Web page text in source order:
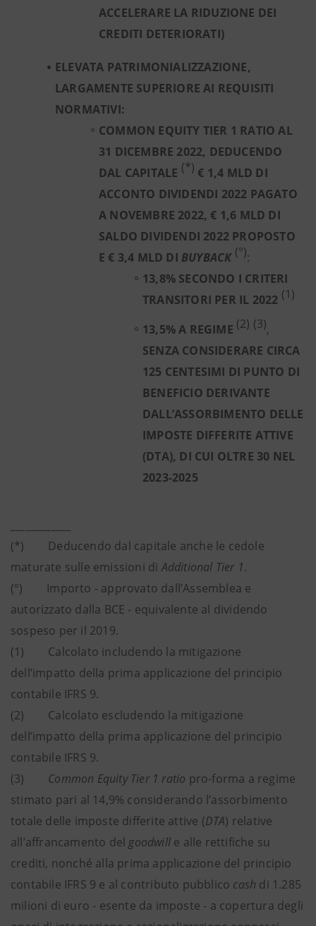
ACCELERARE LA RIDUZIONE DEI
CREDITI DETERIORATI)
ELEVATA PATRIMONIALIZZAZIONE,
LARGAMENTE SUPERIORE AI REQUISITI
NORMATIVI:
COMMON EQUITY TIER 1 RATIO AL
31 DICEMBRE 2022, DEDUCENDO
DAL CAPITALE (*) € 1,4 MLD DI
ACCONTO DIVIDENDI 2022 PAGATO
A NOVEMBRE 2022, € 1,6 MLD DI
SALDO DIVIDENDI 2022 PROPOSTO
E € 3,4 MLD DI BUYBACK (°):
13,8% SECONDO I CRITERI
TRANSITORI PER IL 2022 (1)
13,5% A REGIME (2) (3),
SENZA CONSIDERARE CIRCA
125 CENTESIMI DI PUNTO DI
BENEFICIO DERIVANTE
DALL’ASSORBIMENTO DELLE
IMPOSTE DIFFERITE ATTIVE
(DTA), DI CUI OLTRE 30 NEL
2023-2025
(*) Deducendo dal capitale anche le cedole
maturate sulle emissioni diAdditional Tier 1.
(°) Importo - approvato dall’Assemblea e
autorizzato dalla BCE - equivalente al dividendo
sospeso per il 2019.
(1) Calcolato includendo la mitigazione
dell’impatto della prima applicazione del principio
contabile IFRS 9.
(2) Calcolato escludendo la mitigazione
dell’impatto della prima applicazione del principio
contabile IFRS 9.
(3) Common Equity Tier 1 ratio pro-forma a regime
stimato pari al 14,9% considerando l’assorbimento
totale delle imposte differite attive (DTA) relative
all’affrancamento del goodwill e alle rettifiche su
crediti, nonché alla prima applicazione del principio
contabile IFRS 9 e al contributo pubblico cash di 1.285
milioni di euro - esente da imposte - a copertura degli